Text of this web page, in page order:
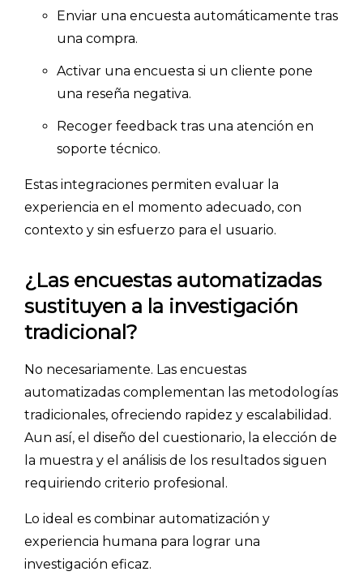
Enviar una encuesta automáticamente tras
una compra.
Activar una encuesta si un cliente pone
una reseña negativa.
Recoger feedback tras una atención en
soporte técnico.
Estas integraciones permiten evaluar la
experiencia en el momento adecuado, con
contexto y sin esfuerzo para el usuario.
¿Las encuestas automatizadas
sustituyen a la investigación
tradicional?
No necesariamente. Las encuestas
automatizadas complementan las metodologías
tradicionales, ofreciendo rapidez y escalabilidad.
Aun así, el diseño del cuestionario, la elección de
la muestra y el análisis de los resultados siguen
requiriendo criterio profesional.
Lo ideal es combinar automatización y
experiencia humana para lograr una
investigación eficaz.